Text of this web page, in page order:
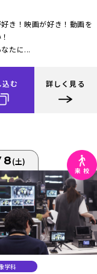
き！映画が好き！動画を
たに...
込む 詳しく見る
(土)
学科